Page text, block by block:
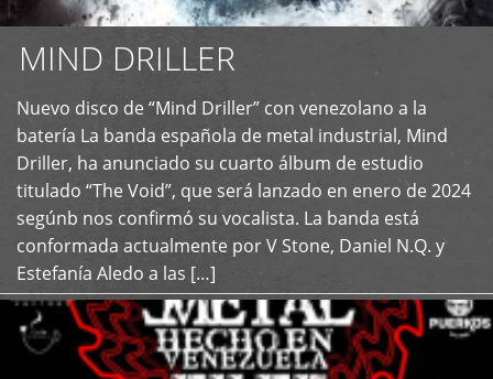
MIND DRILLER
Nuevo disco de “Mind Driller” con venezolano a la
batería La banda española de metal industrial, Mind
Driller, ha anunciado su cuarto álbum de estudio
titulado “The Void”, que será lanzado en enero de 2024
segúnb nos confirmó su vocalista. La banda está
conformada actualmente por V Stone, Daniel N.Q. y
Estefanía Aledo a las […]
+